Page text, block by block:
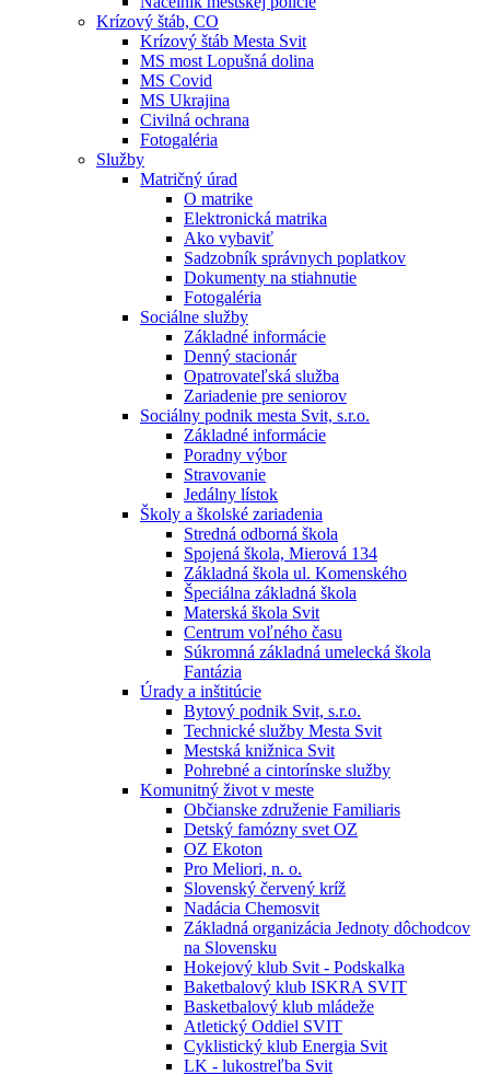
Krízový štáb, CO
Krízový štáb Mesta Svit
MS most Lopušná dolina
MS Covid
MS Ukrajina
Civilná ochrana
Fotogaléria
Služby
Matričný úrad
O matrike
Elektronická matrika
Ako vybaviť
Sadzobník správnych poplatkov
Dokumenty na stiahnutie
Fotogaléria
Sociálne služby
Základné informácie
Denný stacionár
Opatrovateľská služba
Zariadenie pre seniorov
Sociálny podnik mesta Svit, s.r.o.
Základné informácie
Poradny výbor
Stravovanie
Jedálny lístok
Školy a školské zariadenia
Stredná odborná škola
Spojená škola, Mierová 134
Základná škola ul. Komenského
Špeciálna základná škola
Materská škola Svit
Centrum voľného času
Súkromná základná umelecká škola
Fantázia
Úrady a inštitúcie
Bytový podnik Svit, s.r.o.
Technické služby Mesta Svit
Mestská knižnica Svit
Pohrebné a cintorínske služby
Komunitný život v meste
Občianske združenie Familiaris
Detský famózny svet OZ
OZ Ekoton
Pro Meliori, n. o.
Slovenský červený kríž
Nadácia Chemosvit
Základná organizácia Jednoty dôchodcov
na Slovensku
Hokejový klub Svit - Podskalka
Baketbalový klub ISKRA SVIT
Basketbalový klub mládeže
Atletický Oddiel SVIT
Cyklistický klub Energia Svit
LK - lukostreľba Svit